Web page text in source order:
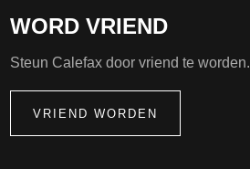
WORD VRIEND
Steun Calefax door vriend te worden.
VRIEND WORDEN